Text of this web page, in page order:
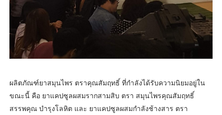
ผลิตภัณฑ์ยาสมุนไพร ตราคุณสัมฤทธิ์ ที่กำลังได้รับความนิยมอยู่ใน
ขณะนี้ คือ ยาแคปซูลผสมรากสามสิบ ตรา สมุนไพรคุณสัมฤทธิ์
สรรพคุณ บำรุงโลหิต และ ยาแคปซูลผสมกำลังช้างสาร ตรา